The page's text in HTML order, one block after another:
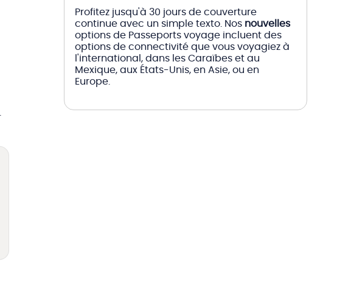
Profitez jusqu'à 30 jours de couverture
continue avec un simple texto. Nos nouvelles
options de Passeports voyage incluent des
options de connectivité que vous voyagiez à
l'international, dans les Caraïbes et au
Mexique, aux États-Unis, en Asie, ou en
Europe.